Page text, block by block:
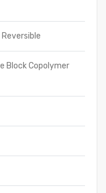
Block Copolymer